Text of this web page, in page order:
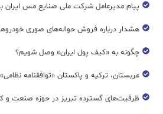
پیام مدیرعامل شرکت ملی صنایع مس ایران
هشدار درباره فروش حواله‌های صوری
چگونه به «کیف پول ایران» وصل شویم؟
عربستان، ترکیه و پاکستان «توافقنامه
ظرفیت‌های گسترده‌ تبریز در حوزه صنعت و